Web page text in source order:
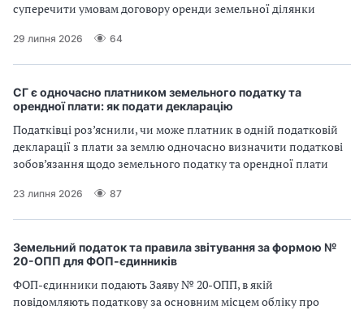
суперечити умовам договору оренди земельної ділянки
29 липня 2026 64
СГ є одночасно платником земельного податку та
орендної плати: як подати декларацію
Податківці роз’яснили, чи може платник в одній податковій
декларації з плати за землю одночасно визначити податкові
зобов’язання щодо земельного податку та орендної плати
23 липня 2026 87
Земельний податок та правила звітування за формою №
20-ОПП для ФОП-єдинників
ФОП-єдинники подають Заяву № 20-ОПП, в якій
повідомляють податкову за основним місцем обліку про